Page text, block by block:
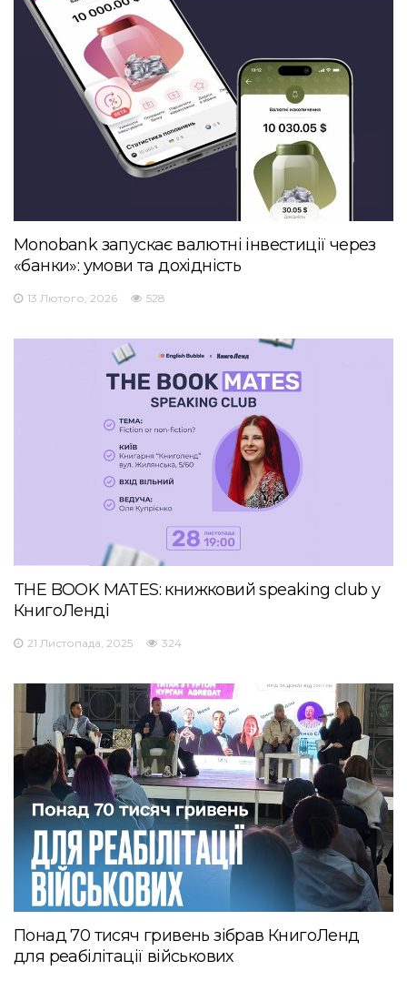
Monobank запускає валютні інвестиції через
«банки»: умови та дохідність
13 Лютого, 2026 528
THE BOOK MATES: книжковий speaking club у
КнигоЛенді
21 Листопада, 2025 324
Понад 70 тисяч гривень зібрав КнигоЛенд
для реабілітації військових